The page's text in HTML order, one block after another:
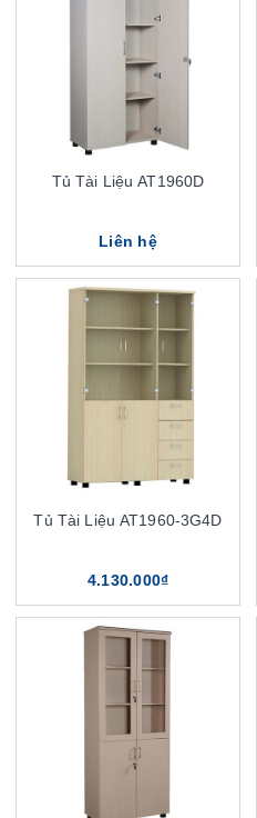
Tủ Tài Liệu AT1960D
Liên hệ
Tủ Tài Liệu AT1960-3G4D
4.130.000₫